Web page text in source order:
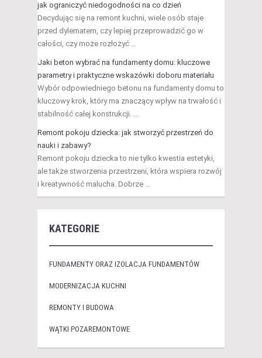
jak ograniczyć niedogodności na co dzień
Decydując się na remont kuchni, wiele osób staje
przed dylematem, czy lepiej przeprowadzić go w
całości, czy może rozłożyć …
Jaki beton wybrać na fundamenty domu: kluczowe
parametry i praktyczne wskazówki doboru materiału
Wybór odpowiedniego betonu na fundamenty domu to
kluczowy krok, który ma znaczący wpływ na trwałość i
stabilność całej konstrukcji. …
Remont pokoju dziecka: jak stworzyć przestrzeń do
nauki i zabawy?
Remont pokoju dziecka to nie tylko kwestia estetyki,
ale także stworzenia przestrzeni, która wspiera rozwój
i kreatywność malucha. Dobrze …
KATEGORIE
FUNDAMENTY ORAZ IZOLACJA FUNDAMENTÓW
MODERNIZACJA KUCHNI
REMONTY I BUDOWA
WĄTKI POZAREMONTOWE